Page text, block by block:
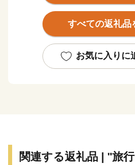
色であるリアス式海岸で、奇岩・
恵まれ、吉野熊野国立公園および
黒潮の恵みを受けて、年間平均
浮かんでおり、平成11年9月のく
すべての返礼品
お気に入りに
関連する返礼品 | "旅